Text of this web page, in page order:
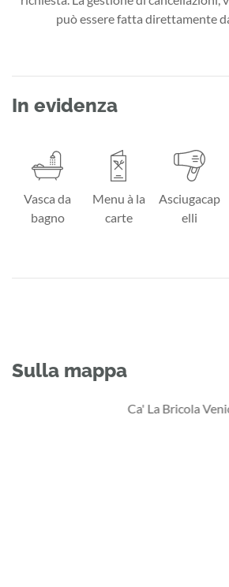
può essere fatta direttamente
In evidenza
Vasca da
bagno
Menu à la
carte
Asciugacap
elli
Sulla mappa